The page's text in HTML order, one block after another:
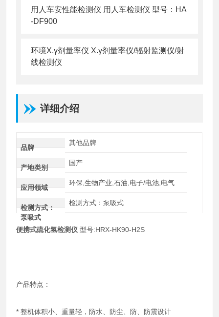
用人车安性能检测仪 用人车检测仪 型号：HA
-DF900
环境X.γ剂量率仪 X.γ剂量率仪/辐射监测仪/射
线检测仪
详细介绍
品牌
其他品牌
产地类别
国产
应用领域
环保,生物产业,石油,电子/电池,电气
检测方式：
泵吸式
检测方式：泵吸式
便携式硫化氢检测仪 型号:HRX-HK90-H2S
产品特点：
* 整机体积小、重量轻，防水、防尘、防、防震设计